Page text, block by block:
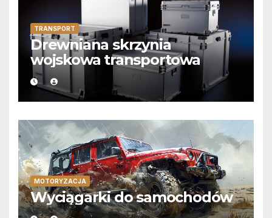
TRANSPORT
Drewniana skrzynia
wojskowa transportowa
MOTORYZACJA
Wyciągarki do samochodów